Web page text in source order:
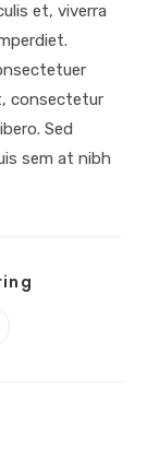
et, viverra
consectetur
Sed
sem at nibh